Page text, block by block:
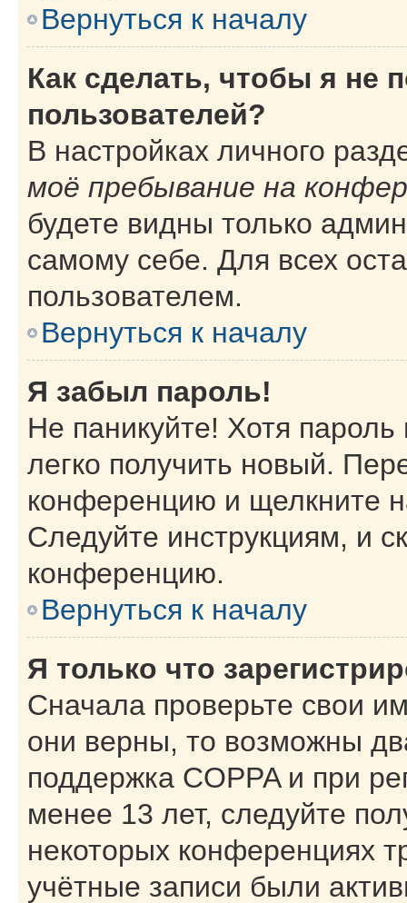
Вернуться к началу
Как сделать, чтобы я не
пользователей?
В настройках личного
моё пребывание на
будете видны только
самому себе. Для всех
пользователем.
Вернуться к началу
Я забыл пароль!
Не паникуйте! Хотя
легко получить новый.
конференцию и щелкните
Следуйте инструкциям, и
конференцию.
Вернуться к началу
Я только что
Сначала проверьте свои
они верны, то возможны
поддержка COPPA и при
менее 13 лет, следуйте
некоторых конференциях
учётные записи были